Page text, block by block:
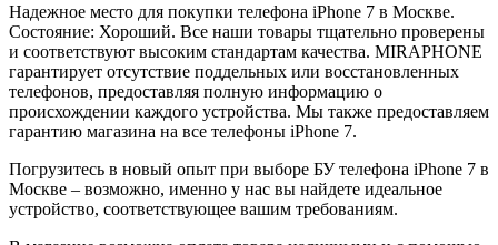
Надежное место для покупки телефона iPhone 7 в Москве.
Состояние: Хороший. Все наши товары тщательно проверены
и соответствуют высоким стандартам качества. MIRAPHONE
гарантирует отсутствие поддельных или восстановленных
телефонов, предоставляя полную информацию о
происхождении каждого устройства. Мы также предоставляем
гарантию магазина на все телефоны iPhone 7.
Погрузитесь в новый опыт при выборе БУ телефона iPhone 7 в
Москве – возможно, именно у нас вы найдете идеальное
устройство, соответствующее вашим требованиям.